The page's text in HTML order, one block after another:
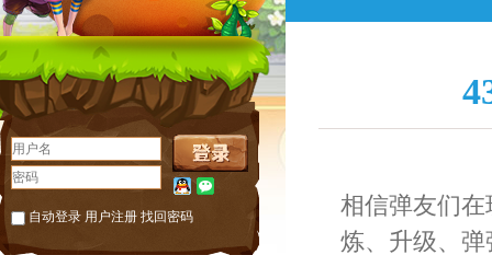
自动登录 用户注册 找回密码
相信弹友们
炼、升级、